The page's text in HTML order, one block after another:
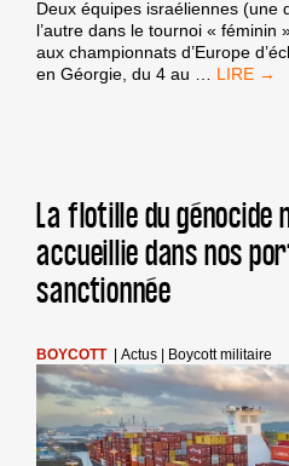
Deux équipes israéliennes (une
l’autre dans le tournoi « féminin
aux championnats d’Europe
en Géorgie, du 4 au
FIDE,
TOUTES
LES
La flotille du génocide
accueillie dans nos
sanctionnée
BOYCOTT |Actus Boycott militaire